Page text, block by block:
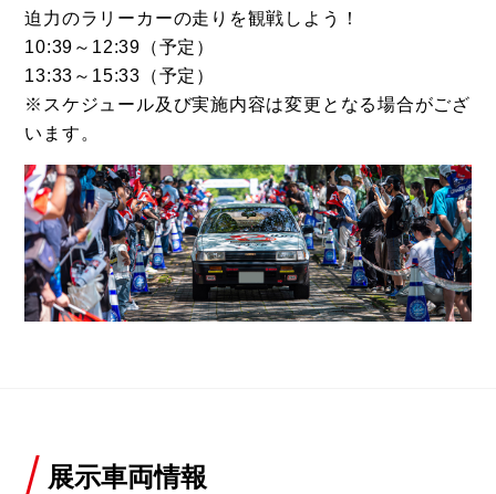
迫力のラリーカーの走りを観戦しよう！
10:39～12:39（予定）
13:33～15:33（予定）
※スケジュール及び実施内容は変更となる場合がござ
います。
展示車両情報